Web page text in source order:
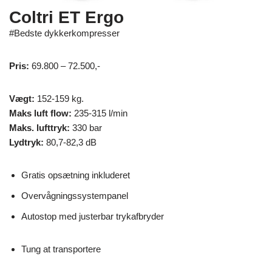
Coltri ET Ergo
#Bedste dykkerkompresser
Pris: 69.800 – 72.500,-
Vægt: 152-159 kg.
Maks luft flow: 235-315 l/min
Maks. lufttryk: 330 bar
Lydtryk: 80,7-82,3 dB
Gratis opsætning inkluderet
Overvågningssystempanel
Autostop med justerbar trykafbryder
Tung at transportere